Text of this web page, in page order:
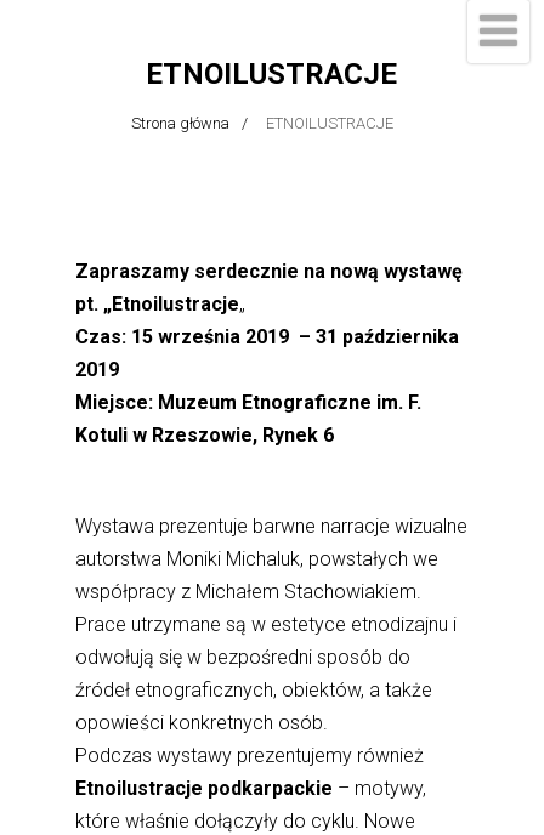
ETNOILUSTRACJE
Strona główna ETNOILUSTRACJE
Zapraszamy serdecznie na nową wystawę
pt. „Etnoilustracje„
Czas: 15 września 2019 – 31 października
2019
Miejsce: Muzeum Etnograficzne im. F.
Kotuli w Rzeszowie, Rynek 6
Wystawa prezentuje barwne narracje wizualne
autorstwa Moniki Michaluk, powstałych we
współpracy z Michałem Stachowiakiem.
Prace utrzymane są w estetyce etnodizajnu i
odwołują się w bezpośredni sposób do
źródeł etnograficznych, obiektów, a także
opowieści konkretnych osób.
Podczas wystawy prezentujemy również
Etnoilustracje podkarpackie – motywy,
które właśnie dołączyły do cyklu. Nowe